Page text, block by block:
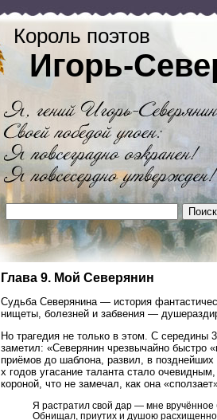
Король поэтов
Игорь-
Глава 9. Мой Северянин
Судьба Северянина — история
нищеты, болезней и забвения —
Но трагедия не только в этом. С середины
заметил: «Северянин чрезвычайно быстро
приёмов до шаблона, развил, в позднейших
х годов угасание таланта стало
короной, что не замечал, как она
Я растратил свой дар — мне
Обнищал, приутих и душою расхищенной